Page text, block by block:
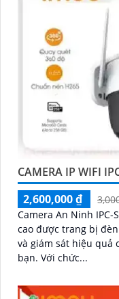
CAMERA IP WIFI
2,600,000 ₫
Camera An Ninh IPC-
cao được trang bị
và giám sát hiệu quả
bạn. Với chức...